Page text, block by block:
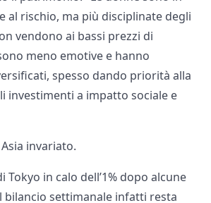
al rischio, ma più disciplinate degli
vendono ai bassi prezzi di
meno emotive e hanno
spesso dando priorità alla
investimenti a impatto sociale e
invariato.
Tokyo in calo dell’1% dopo alcune
bilancio settimanale infatti resta